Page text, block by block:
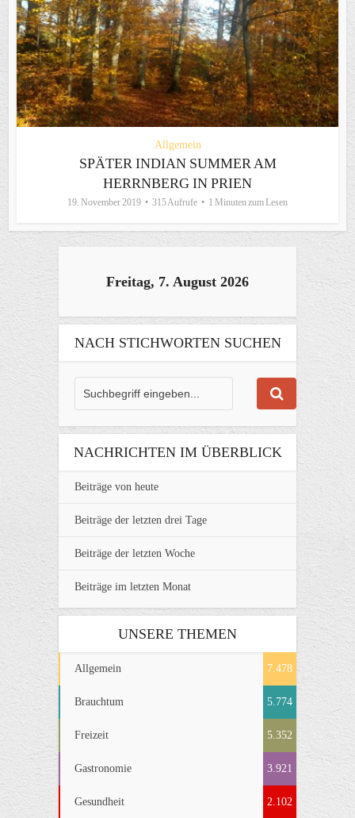
Allgemein
SPÄTER INDIAN SUMMER AM
HERRNBERG IN PRIEN
19. November 2019 315 Aufrufe 1 Minuten zum Lesen
Freitag, 7. August 2026
NACH STICHWORTEN SUCHEN
NACHRICHTEN IM ÜBERBLICK
Beiträge von heute
Beiträge der letzten drei Tage
Beiträge der letzten Woche
Beiträge im letzten Monat
UNSERE THEMEN
Allgemein 7.478
Brauchtum 5.774
Freizeit 5.352
Gastronomie 3.921
Gesundheit 2.102